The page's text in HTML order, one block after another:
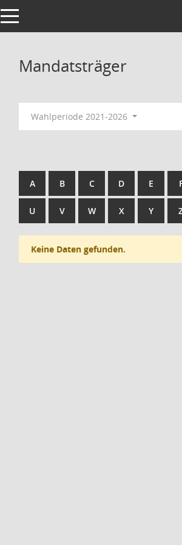
Toggle navigation
Mandatsträger
Wahlperiode 2021-2026
A B C D E
U V W X Y
Keine Daten gefunden.